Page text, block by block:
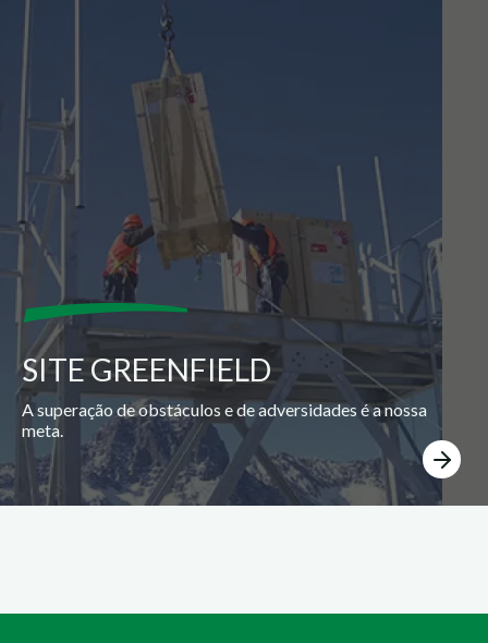
SITE GREENFIELD
A superação de obstáculos e de adversidades é a nossa
meta.